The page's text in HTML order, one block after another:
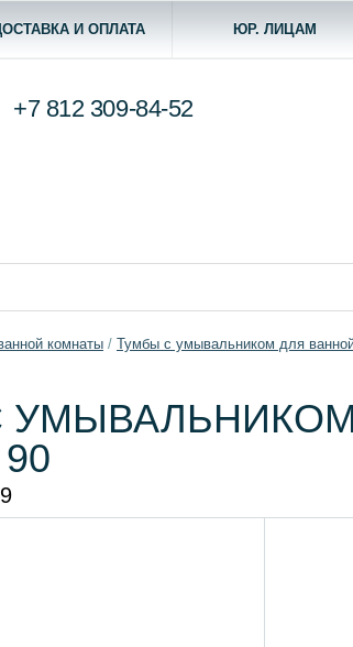
И ОПЛАТА ЮР. ЛИЦАМ
+7 812 309-84-52
комнаты / Тумбы с умывальником для
УМЫВАЛЬНИКОМ